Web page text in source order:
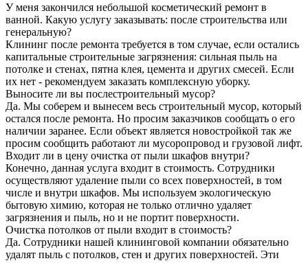
У меня закончился небольшой косметический ремонт в
ванной. Какую услугу заказывать: после строительства или
генеральную?
Клининг после ремонта требуется в том случае, если остались
капитальные строительные загрязнения: сильная пыль на
потолке и стенах, пятна клея, цемента и других смесей. Если
их нет - рекомендуем заказать комплексную уборку.
Выносите ли вы послестроительный мусор?
Да. Мы соберем и вынесем весь строительный мусор, который
остался после ремонта. Но просим заказчиков сообщать о его
наличии заранее. Если объект является новостройкой так же
просим сообщить работают ли мусоропровод и грузовой лифт.
Входит ли в цену очистка от пыли шкафов внутри?
Конечно, данная услуга входит в стоимость. Сотрудники
осуществляют удаление пыли со всех поверхностей, в том
числе и внутри шкафов. Мы используем экологическую
бытовую химию, которая не только отлично удаляет
загрязнения и пыль, но и не портит поверхности.
Очистка потолков от пыли входит в стоимость?
Да. Сотрудники нашей клининговой компании обязательно
удалят пыль с потолков, стен и других поверхностей. Эти